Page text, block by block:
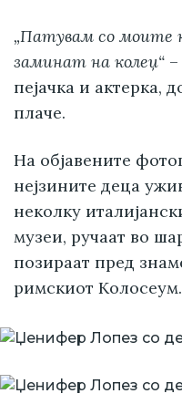
„Патувам со моите
заминат на колеџ“
пејачка и актерка,
плаче.
На објавените
нејзините деца
неколку
музеи, ручаат во
позираат пред
римскиот Колосеум.